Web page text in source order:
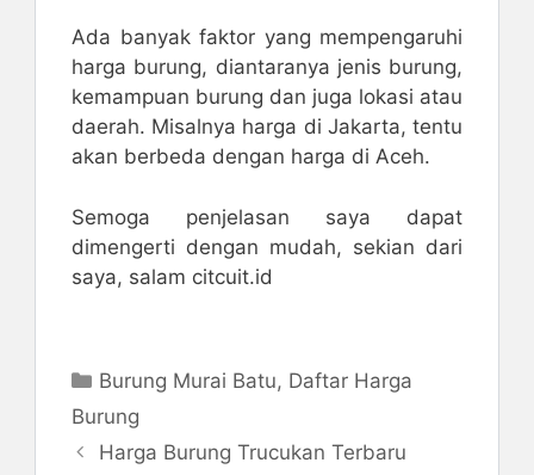
Ada banyak faktor yang mempengaruhi
harga burung, diantaranya jenis burung,
kemampuan burung dan juga lokasi atau
daerah. Misalnya harga di Jakarta, tentu
akan berbeda dengan harga di Aceh.
Semoga penjelasan saya dapat
dimengerti dengan mudah, sekian dari
saya, salam citcuit.id
Kategori
Burung Murai Batu, Daftar Harga
Burung
Harga Burung Trucukan Terbaru